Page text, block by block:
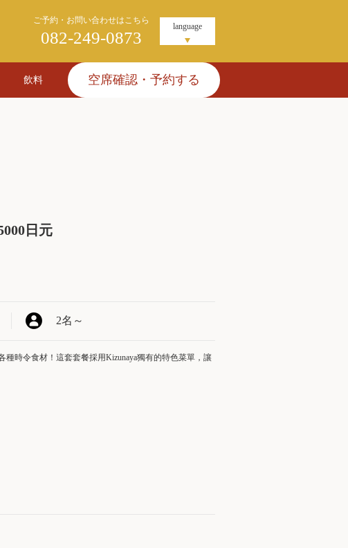
ご予約・お問い合わせはこちら
082-249-0873
language
飲料 空席確認・予約する
日元
2名 ～
時令食材！這套套餐採用Kizunaya獨有的特色菜單，讓